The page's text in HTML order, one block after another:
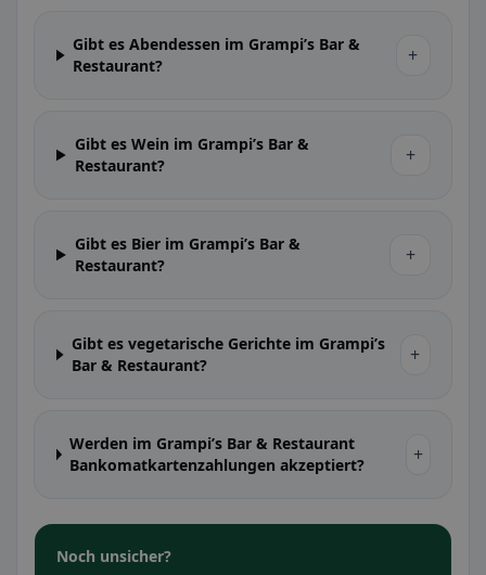
Gibt es Abendessen im Grampi’s Bar &
Restaurant?
+
Gibt es Wein im Grampi’s Bar &
Restaurant?
+
Gibt es Bier im Grampi’s Bar &
Restaurant?
+
Gibt es vegetarische Gerichte im Grampi’s
Bar & Restaurant?
+
Werden im Grampi’s Bar & Restaurant
Bankomatkartenzahlungen akzeptiert?
+
Noch unsicher?